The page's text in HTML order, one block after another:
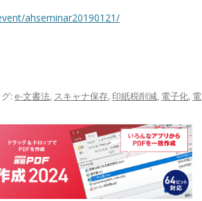
ahseminar20190121/
: e-文書法, スキャナ保存, 印紙税削減, 電子化, 電